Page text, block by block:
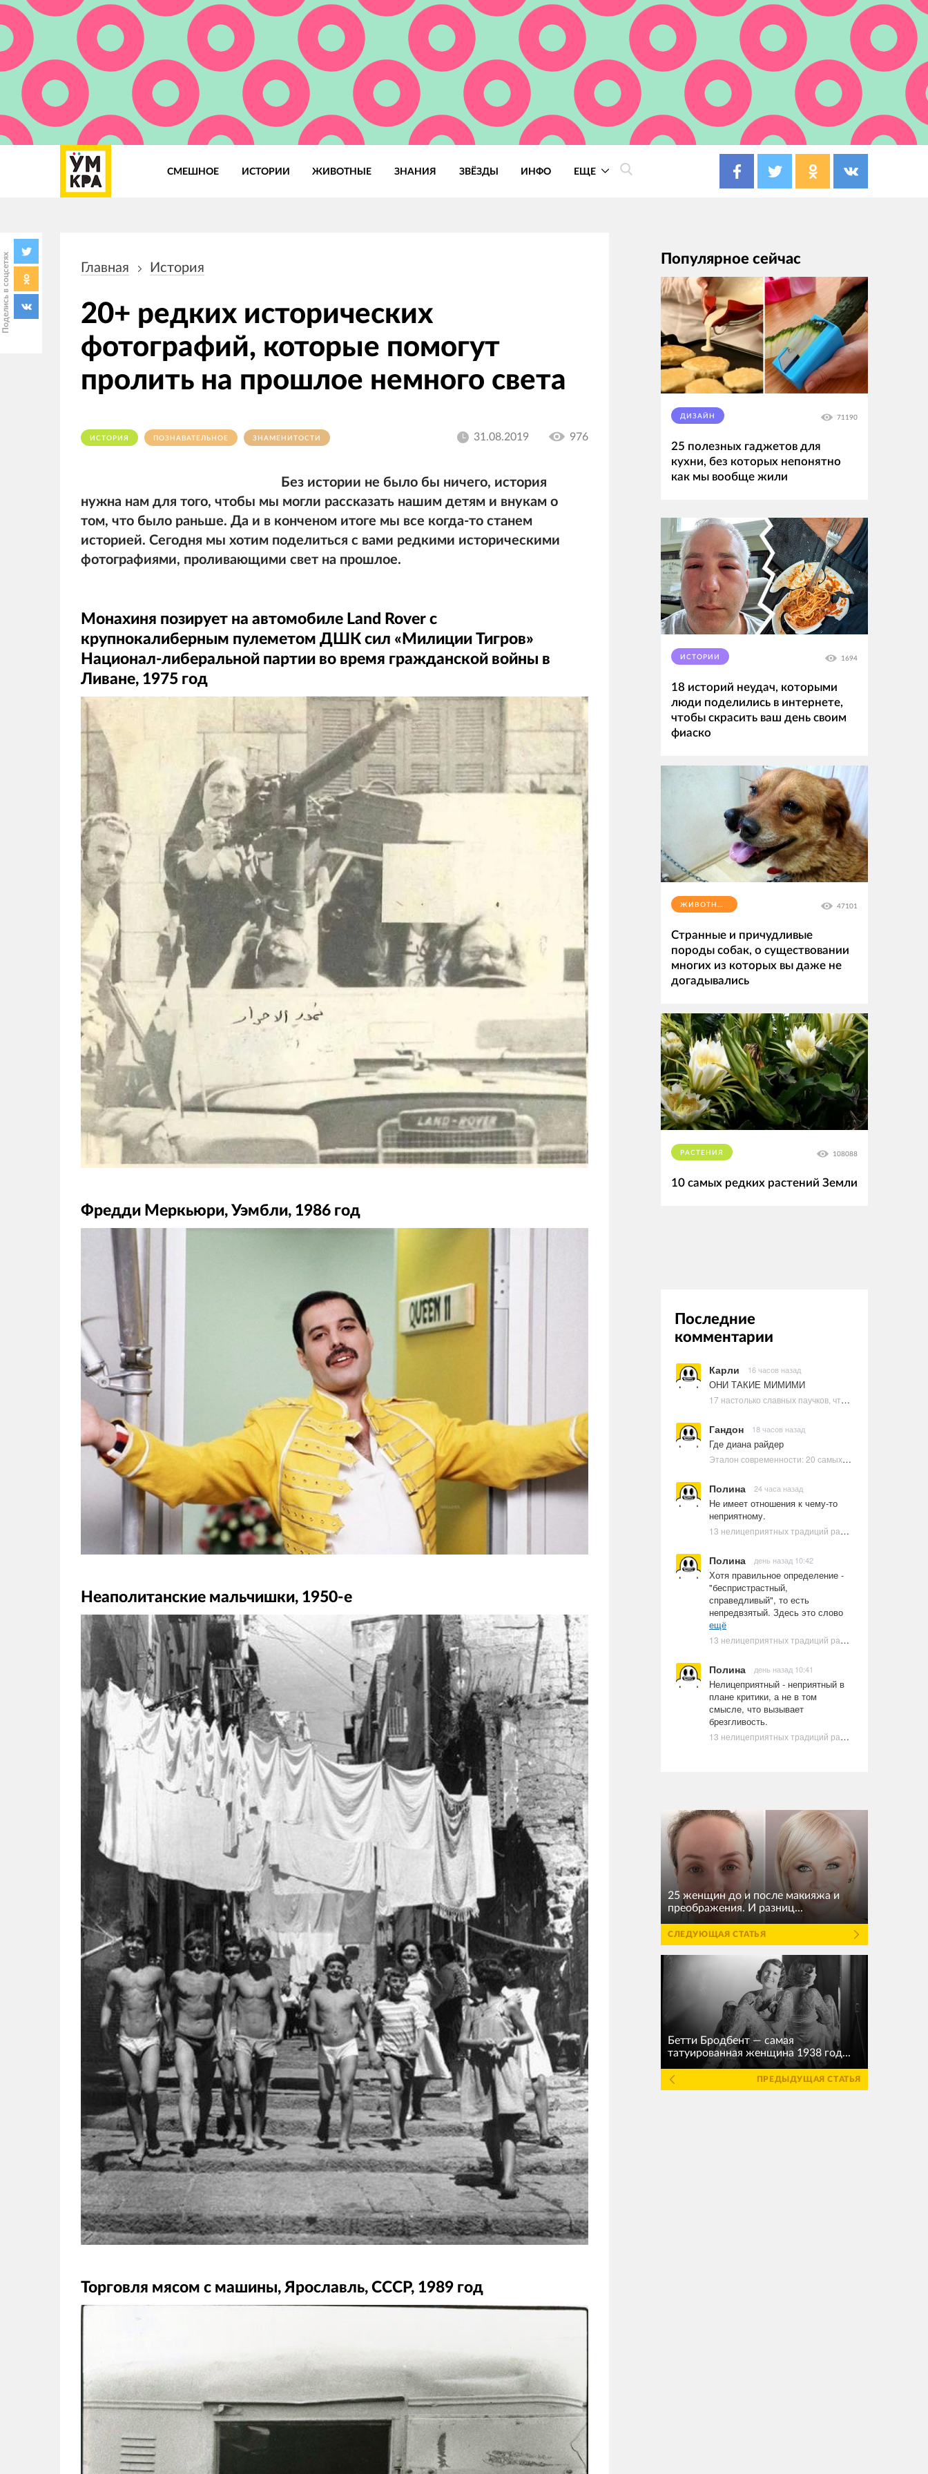
СМЕШНОЕ ИСТОРИИ ЖИВОТНЫЕ ЗНАНИЯ ЗВЁЗДЫ ИНФО ЕЩЕ
Поделись в соцсетях навигации
Главная История
20+ редких исторических
фотографий, которые помогут
пролить на прошлое немного света
ИСТОРИЯ ПОЗНАВАТЕЛЬНОЕ ЗНАМЕНИТОСТИ 31.08.2019 976
Без истории не было бы ничего, история
нужна нам для того, чтобы мы могли рассказать нашим детям и внукам о
том, что было раньше. Да и в конченом итоге мы все когда-то станем
историей. Сегодня мы хотим поделиться с вами редкими историческими
фотографиями, проливающими свет на прошлое.
Монахиня позирует на автомобиле Land Rover с
крупнокалиберным пулеметом ДШК сил «Милиции Тигров»
Национал-либеральной партии во время гражданской войны в
Ливане, 1975 год
Фредди Меркьюри, Уэмбли, 1986 год
Неаполитанские мальчишки, 1950-е
Торговля мясом с машины, Ярославль, СССР, 1989 год
Популярное сейчас
ДИЗАЙН 71190
25 полезных гаджетов для
кухни, без которых непонятно
как мы вообще жили
ИСТОРИИ 1694
18 историй неудач, которыми
люди поделились в интернете,
чтобы скрасить ваш день своим
фиаско
ЖИВОТНЫЕ 47101
Странные и причудливые
породы собак, о существовании
многих из которых вы даже не
догадывались
РАСТЕНИЯ 108088
10 самых редких растений Земли
Последние
комментарии
Карли 16 часов назад
ОНИ ТАКИЕ МИМИМИ
17 настолько славных паучков, что даже у арахнофобов появится желание их погладить
Гандон 18 часов назад
Где диана райдер
Эталон современности: 20 самых красивых и привлекательных актрис Голливуда, по мнению Google | Ультрамарин
Полина 24 часа назад
Не имеет отношения к чему-то
неприятному.
13 нелицеприятных традиций разных стран, которые могут шокировать неподготовленного человека
Полина день назад 10:42
Хотя правильное определение -
"беспристрастный,
справедливый", то есть
непредвзятый. Здесь это слово
ещё
13 нелицеприятных традиций разных стран, которые могут шокировать неподготовленного человека
Полина день назад 10:41
Нелицеприятный - неприятный в
плане критики, а не в том
смысле, что вызывает
брезгливость.
13 нелицеприятных традиций разных стран, которые могут шокировать неподготовленного человека
25 женщин до и после макияжа и
преображения. И разниц...
СЛЕДУЮЩАЯ СТАТЬЯ
Бетти Бродбент — самая
татуированная женщина 1938 год...
ПРЕДЫДУЩАЯ СТАТЬЯ